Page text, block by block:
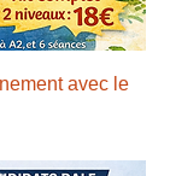
avec le